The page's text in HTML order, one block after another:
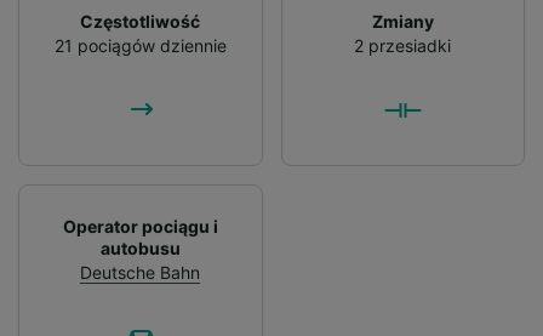
Częstotliwość
21 pociągów dziennie
Zmiany
2 przesiadki
Operator pociągu i
autobusu
Deutsche Bahn